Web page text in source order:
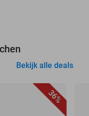
Bekijk alle deals
36%